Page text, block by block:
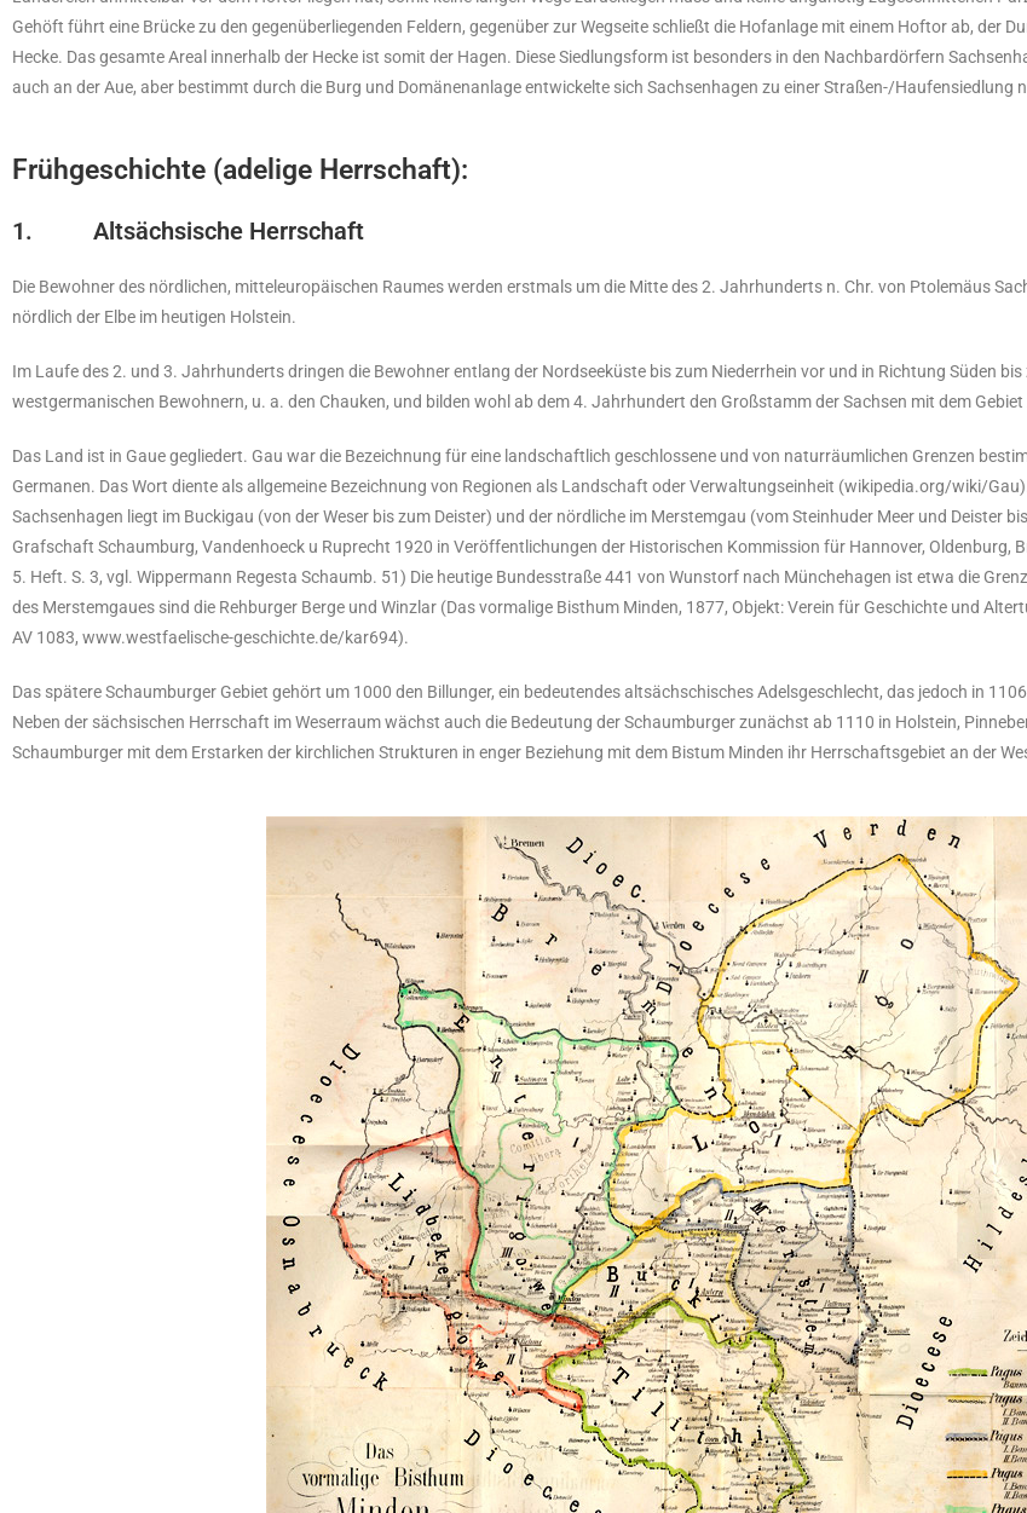
Gehöft führt eine Brücke zu den gegenüberliegenden Feldern, gegenüber zur Wegseite schließt die Hofanlage mit einem Hoftor ab, der
Hecke. Das gesamte Areal innerhalb der Hecke ist somit der Hagen. Diese Siedlungsform ist besonders in den Nachbardörfern
auch an der Aue, aber bestimmt durch die Burg und Domänenanlage entwickelte sich Sachsenhagen zu einer Straßen-/Haufensiedlung
Frühgeschichte (adelige Herrschaft):
1. Altsächsische Herrschaft
Die Bewohner des nördlichen, mitteleuropäischen Raumes werden erstmals um die Mitte des 2. Jahrhunderts n. Chr. von Ptolemäus
nördlich der Elbe im heutigen Holstein.
Im Laufe des 2. und 3. Jahrhunderts dringen die Bewohner entlang der Nordseeküste bis zum Niederrhein vor und in Richtung Süden bis
westgermanischen Bewohnern, u. a. den Chauken, und bilden wohl ab dem 4. Jahrhundert den Großstamm der Sachsen mit dem
Das Land ist in Gaue gegliedert. Gau war die Bezeichnung für eine landschaftlich geschlossene und von naturräumlichen Grenzen
Germanen. Das Wort diente als allgemeine Bezeichnung von Regionen als Landschaft oder Verwaltungseinheit (wikipedia.org/wiki/
Sachsenhagen liegt im Buckigau (von der Weser bis zum Deister) und der nördliche im Merstemgau (vom Steinhuder Meer und Deister
Grafschaft Schaumburg, Vandenhoeck u Ruprecht 1920 in Veröffentlichungen der Historischen Kommission für Hannover, Oldenburg,
5. Heft. S. 3, vgl. Wippermann Regesta Schaumb. 51) Die heutige Bundesstraße 441 von Wunstorf nach Münchehagen ist etwa die
des Merstemgaues sind die Rehburger Berge und Winzlar (Das vormalige Bisthum Minden, 1877, Objekt: Verein für Geschichte und
AV 1083, www.westfaelische-geschichte.de/kar694).
Das spätere Schaumburger Gebiet gehört um 1000 den Billunger, ein bedeutendes altsächschisches Adelsgeschlecht, das jedoch in
Neben der sächsischen Herrschaft im Weserraum wächst auch die Bedeutung der Schaumburger zunächst ab 1110 in Holstein,
Schaumburger mit dem Erstarken der kirchlichen Strukturen in enger Beziehung mit dem Bistum Minden ihr Herrschaftsgebiet an der